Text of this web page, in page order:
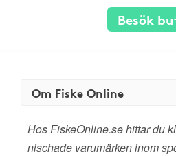
Besök
Om Fiske Online
Hos FiskeOnline.se hittar du
nischade varumärken inom